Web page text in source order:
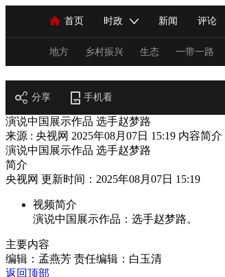
首页 时政 新闻 评论
人民领袖习近平 联播+ 中国领导人
直播 栏目大全 节目单
海外频道 iPanda English Монгол
地方 乡村振兴 生态 一带一路
总台春晚
新闻 国内
人民领袖习近平 联播+
视频 小央视频 小央直播
分享 手机看
演说中国展示作品 选手赵梦路
来源 : 央视网 2025年08月07日 15:19 内容简介
演说中国展示作品 选手赵梦路
简介
央视网 更新时间：2025年08月07日 15:19
视频简介
演说中国展示作品：选手赵梦路。
主要内容
编辑：孟燕芳 责任编辑：白玉清
返回顶部